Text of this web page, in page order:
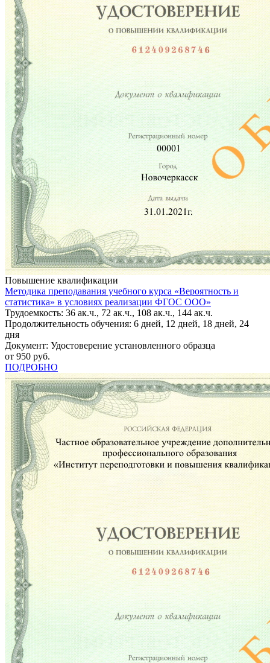
Повышение квалификации
Методика преподавания учебного курса «Вероятность и
статистика» в условиях реализации ФГОС ООО»
Трудоемкость: 36 ак.ч., 72 ак.ч., 108 ак.ч., 144 ак.ч.
Продолжительность обучения: 6 дней, 12 дней, 18 дней, 24
дня
Документ: Удостоверение установленного образца
от 950 руб.
ПОДРОБНО